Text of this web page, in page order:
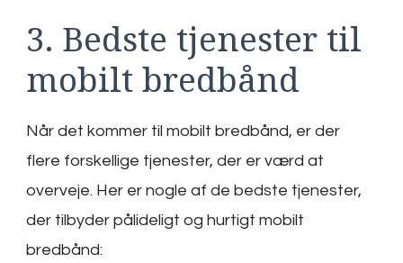
3. Bedste tjenester til
mobilt bredbånd
Når det kommer til mobilt bredbånd, er der
flere forskellige tjenester, der er værd at
overveje. Her er nogle af de bedste tjenester,
der tilbyder pålideligt og hurtigt mobilt
bredbånd: